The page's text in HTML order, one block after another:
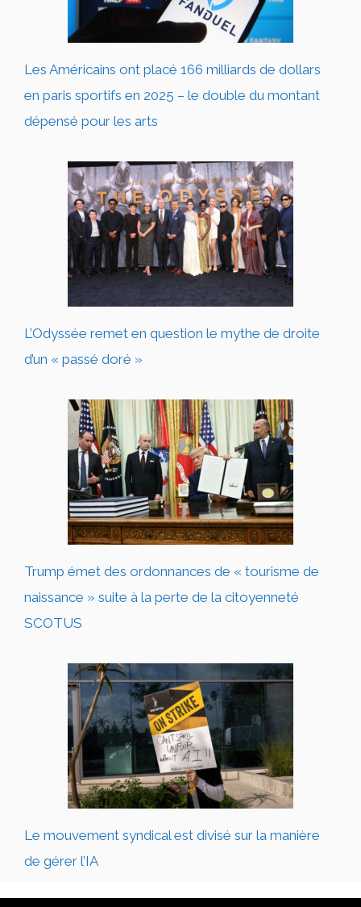
Les Américains ont placé 166 milliards de dollars
en paris sportifs en 2025 – le double du montant
dépensé pour les arts
L’Odyssée remet en question le mythe de droite
d’un « passé doré »
Trump émet des ordonnances de « tourisme de
naissance » suite à la perte de la citoyenneté
SCOTUS
Le mouvement syndical est divisé sur la manière
de gérer l’IA